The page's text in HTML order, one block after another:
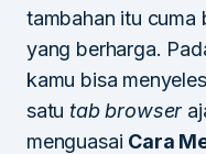
tambahan itu
yang berharga.
kamu bisa
satu tab browser
menguasai Cara